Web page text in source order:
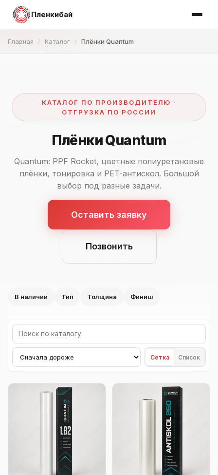
Пленкибай
Главная Каталог Плёнки Quantum
КАТАЛОГ ПО ПРОИЗВОДИТЕЛЮ ·
ОТГРУЗКА ПО РОССИИ
Плёнки Quantum
Quantum: PPF Rocket, цветные полиуретановые
плёнки, тонировка и PET-антискол. Большой
выбор под разные задачи.
Оставить заявку
Позвонить
В наличии Тип Толщина Финиш
Поиск по каталогу
Сортировка товаров
Сетка Список